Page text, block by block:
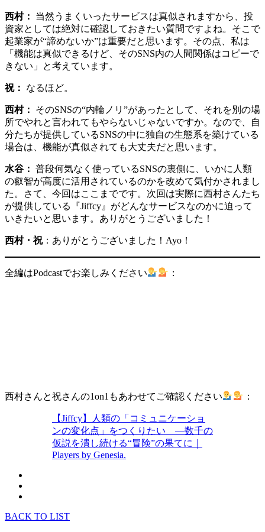
西村：
当然うまくいったサービスは真似されますから、投
資家としては絶対に確認しておきたい質問ですよね。そこで
起業家が“諦めないか”は重要だと思います。その点、私は
「機能は真似できるけど、そのSNS内の人間関係はコピーで
きない」と考えています。
祝： なるほど。
西村：
そのSNSの“内輪ノリ”があったとして、それを別の場
所でやれと言われてもやらないじゃないですか。なので、自
分たちが提供しているSNSの中に独自の生態系を築けている
場合は、機能が真似されても大丈夫だと思います。
水谷： 普段何気なく使っているSNSの裏側に、いかに人類
の叡智が高度に活用されているのかを改めて気付かされまし
た。さて、今回はここまでです。次回は実際に西村さんたち
が提供している『Jiffcy』がどんなサービスなのかに迫って
いきたいと思います。ありがとうございました！
西村・祝：ありがとうございました！Ayo！
全編はPodcastでお楽しみください ：
西村さんと祝さんの1on1もあわせてご確認ください ：
【Jiffcy】人類の「コミュニケーショ
ンの変化点」をつくりたい —数千の
仮説を潰し続ける“冒険”の果てに｜
Players by Genesia.
BACK TO LIST